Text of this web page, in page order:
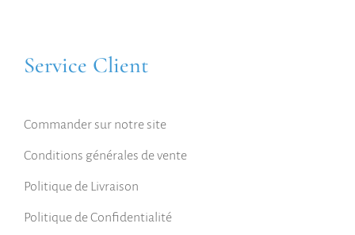
Service Client
Commander sur notre site
Conditions générales de vente
Politique de Livraison
Politique de Confidentialité